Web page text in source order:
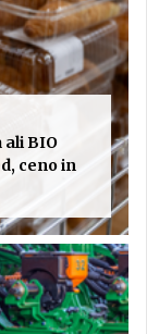
ali BIO
ceno in